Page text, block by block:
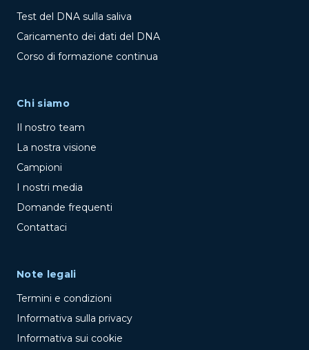
Test del DNA sulla saliva
Caricamento dei dati del DNA
Corso di formazione continua
Chi siamo
Il nostro team
La nostra visione
Campioni
I nostri media
Domande frequenti
Contattaci
Note legali
Termini e condizioni
Informativa sulla privacy
Informativa sui cookie